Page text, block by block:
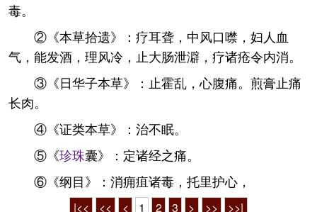
毒。
②《本草拾遗》：疗耳聋，中风口噤，妇人血
气，能发酒，理风冷，止大肠泄澼，疗诸疮令内消。
③《日华子本草》：止霍乱，心腹痛。煎膏止痛
长肉。
④《证类本草》：治不眠。
⑤《珍珠囊》：定诸经之痛。
⑥《纲目》：消痈疽诸毒，托里护心，
|<< << < 1 2 3 > >> >>|